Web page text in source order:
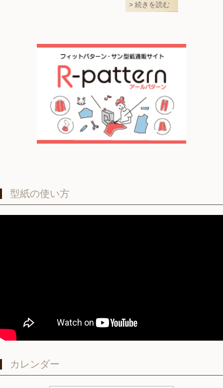
続きを読む
型紙の使い方
カレンダー